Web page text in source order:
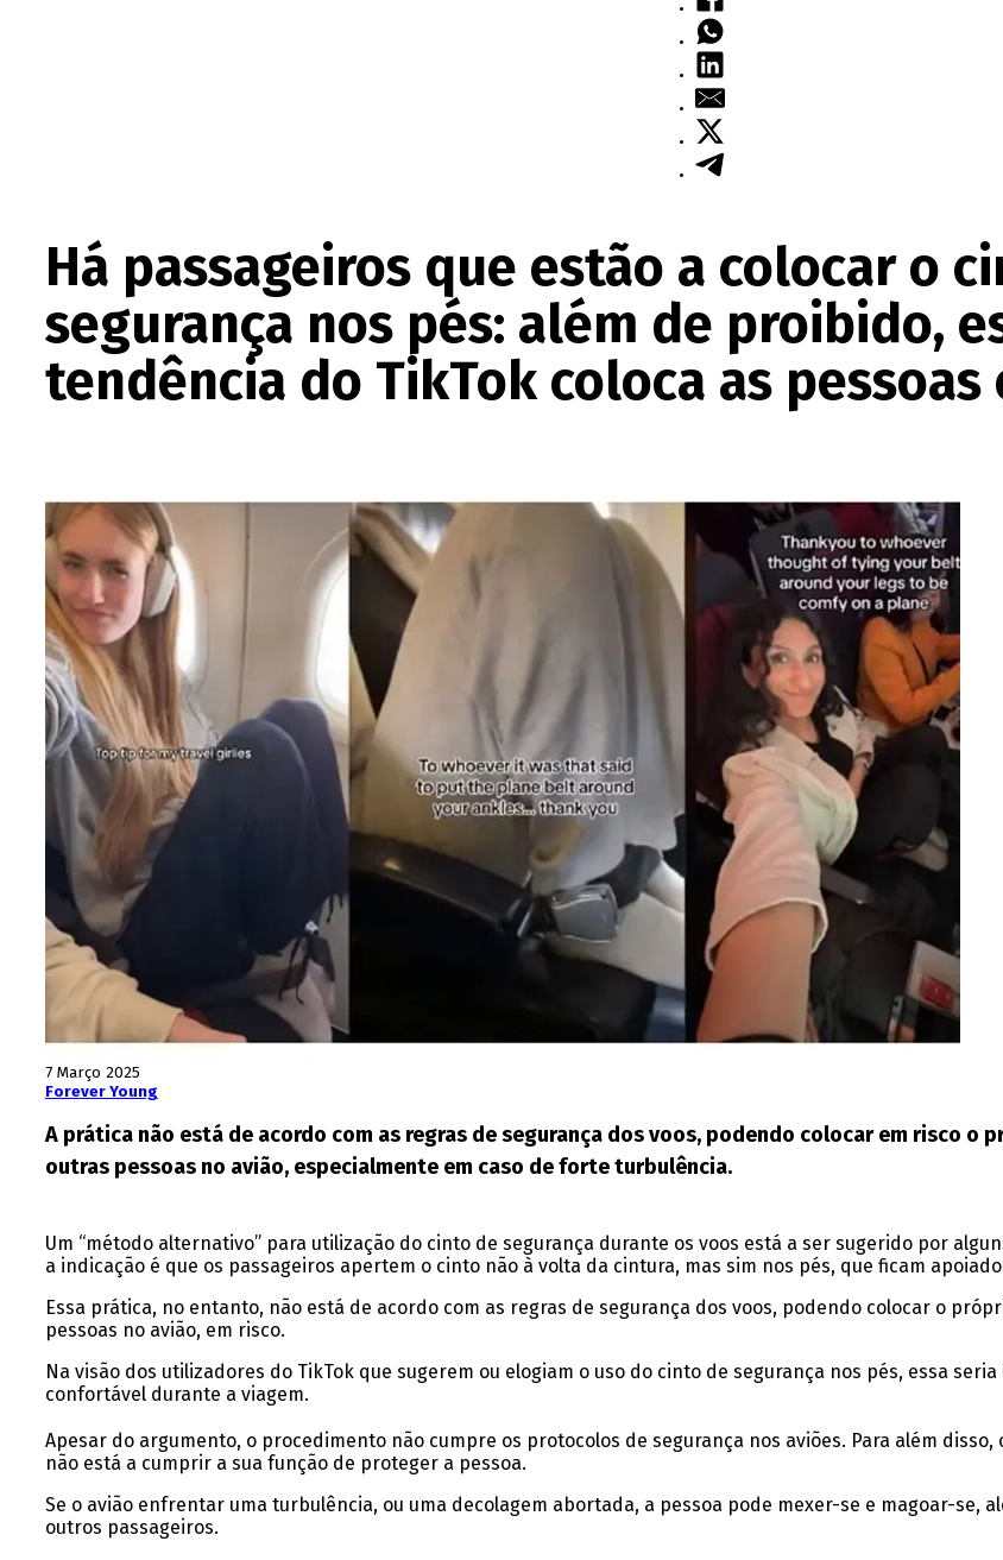
Há passageiros que estão a colocar o
segurança nos pés: além de proibido,
tendência do TikTok coloca as pessoas
7 Março 2025
Forever Young
A prática não está de acordo com as regras de segurança dos voos, podendo colocar em risco o
outras pessoas no avião, especialmente em caso de forte turbulência.
Um “método alternativo” para utilização do cinto de segurança durante os voos está a ser sugerido por
a indicação é que os passageiros apertem o cinto não à volta da cintura, mas sim nos pés, que ficam
Essa prática, no entanto, não está de acordo com as regras de segurança dos voos, podendo colocar o
pessoas no avião, em risco.
Na visão dos utilizadores do TikTok que sugerem ou elogiam o uso do cinto de segurança nos pés, essa
confortável durante a viagem.
Apesar do argumento, o procedimento não cumpre os protocolos de segurança nos aviões. Para além
não está a cumprir a sua função de proteger a pessoa.
Se o avião enfrentar uma turbulência, ou uma decolagem abortada, a pessoa pode mexer-se e magoar-se,
outros passageiros.